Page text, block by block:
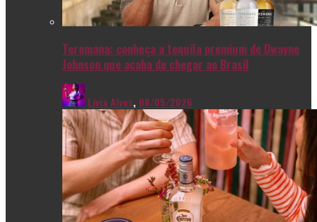
Teremana: conheça a tequila premium de Dwayne
Johnson que acaba de chegar ao Brasil
Livia Alves, 08/05/2026